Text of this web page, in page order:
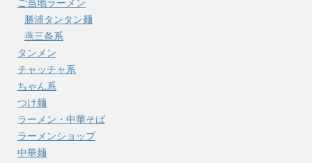
ご当地ラーメン
勝浦タンタン麺
燕三条系
タンメン
チャッチャ系
ちゃん系
つけ麺
ラーメン・中華そば
ラーメンショップ
中華麺